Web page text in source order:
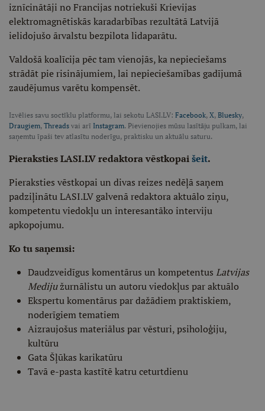
iznīcinātāji no Francijas notriekuši Krievijas
elektromagnētiskās karadarbības rezultātā Latvijā
ielidojušo ārvalstu bezpilota lidaparātu.
Valdošā koalīcija pēc tam vienojās, ka nepieciešams
strādāt pie risinājumiem, lai nepieciešamības gadījumā
zaudējumus varētu kompensēt.
Izvēlies savu soctīklu platformu, lai sekotu LASI.LV: Facebook, X, Bluesky,
Draugiem, Threads vai arī Instagram. Pievienojies mūsu lasītāju pulkam, lai
saņemtu īpaši tev atlasītu noderīgu, praktisku un aktuālu saturu.
Pieraksties LASI.LV redaktora vēstkopaišeit.
Pieraksties vēstkopai un divas reizes nedēļā saņem
padziļinātu LASI.LV galvenā redaktora aktuālo ziņu,
kompetentu viedokļu un interesantāko interviju
apkopojumu.
Ko tu saņemsi:
Daudzveidīgus komentārus un kompetentus Latvijas
Medijužurnālistu un autoru viedokļus par aktuālo
Ekspertu komentārus par dažādiem praktiskiem,
noderīgiem tematiem
Aizraujošus materiālus par vēsturi, psiholoģiju,
kultūru
Gata Šļūkas karikatūru
Tavā e-pasta kastītē katru ceturtdienu